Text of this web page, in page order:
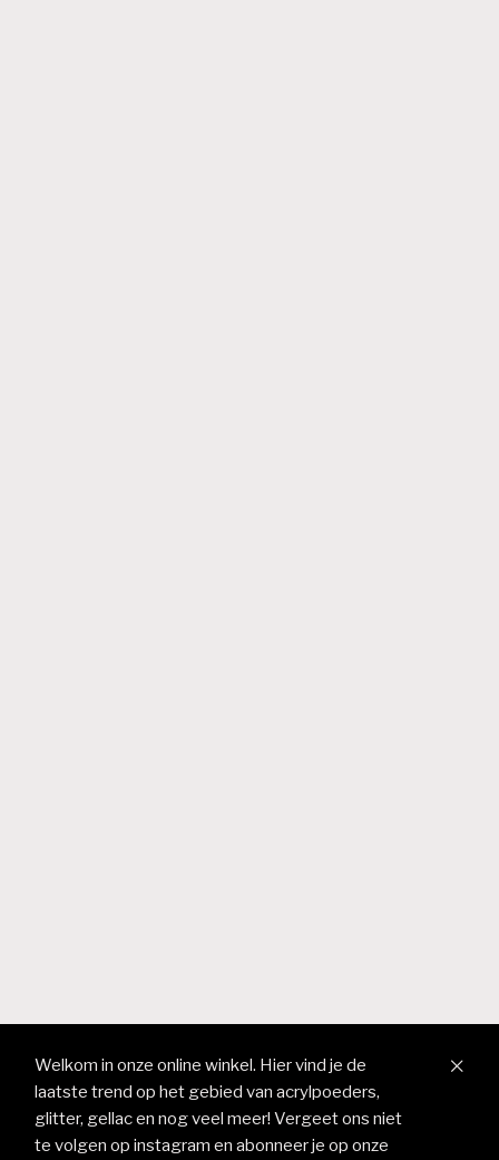
Welkom in onze online winkel. Hier vind je de
laatste trend op het gebied van acrylpoeders,
glitter, gellac en nog veel meer! Vergeet ons niet
te volgen op instagram en abonneer je op onze